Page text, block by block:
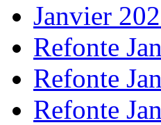
Janvier
Refonte
Refonte
Refonte